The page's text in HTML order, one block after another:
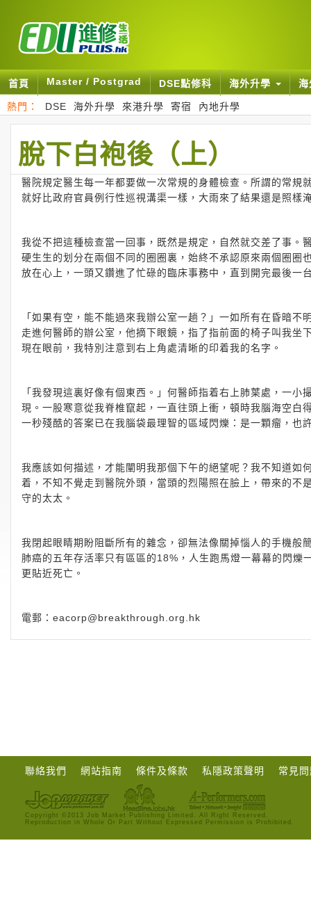
首頁 Master / Postgrad DSE點修科 海外升學
熱門： DSE 海外升學 來港升學 寄宿 內地升學
脫下白袍後（上）
醫院規定醫生每一年都要做一次常規的身體檢查。所謂的常
就好比政府官員例行性巡視溝渠一樣，大雨來了結果還是照樣
我從不把這種檢查當一回事，既然是規定，自然就交差了事
硬生生的划分在兩個不同的圈圈裏，始終不承認原來兩個圈
放在心上，一頭又鑽進了忙碌的臨床事務中，直到開完最後一
「如果有空，能不能過來我辦公室一趟？」一如所有在昏暗
走進何醫師的辦公室，他摘下眼鏡，指了指前面的椅子叫我
現在眼前，我特別注意到右上角處清晰的印着我的名字。
「我發現這裏好像有個東西。」何醫師指着右上肺葉處，一
現。一股寒意從我脊椎竄起，一直往頭上衝，頓時我腦海空
一秒殘酷的答案已在我腦袋最理智的區域閃爍：是一顆瘤，也
我應該如何描述，才能闡明我那個下午的絕望呢？我不知道
着，不知不覺走到醫院外頭，當頭的烈陽照在臉上，帶來的
守的太太。
我閉起眼睛期盼阻斷所有的雜念，卻無法像關掉惱人的手機
肺癌的五年存活率只有區區的18%，人生跑馬燈一幕幕的閃
更貼近死亡。
電郵： eacorp@breakthrough.org.hk
聯絡我們 網站指南 條件及條款 私隱政策聲明 常見
Copyright ©2013 Job Market Publishing Limited. All Right Reserved.
Reproduction in Whole Or Part Without Expressed Permission is Prohibited.